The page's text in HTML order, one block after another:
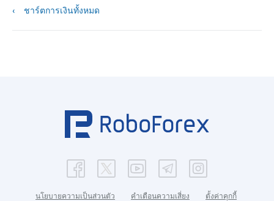
ชาร์ตการเงินทั้งหมด
นโยบายความเป็นส่วนตัว คำเตือนความเสี่ยง ตั้งค่าคุกกี้